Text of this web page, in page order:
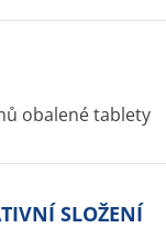
obalené tablety
SLOŽENÍ